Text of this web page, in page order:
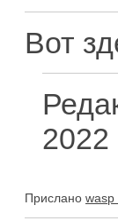
Вот
2022
Прислано wasp